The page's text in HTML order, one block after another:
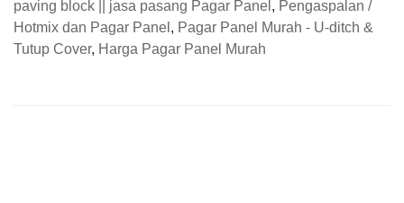
paving block || jasa pasang Pagar Panel , Pengaspalan /
Hotmix dan Pagar Panel , Pagar Panel Murah - U-ditch &
Tutup Cover, Harga Pagar Panel Murah